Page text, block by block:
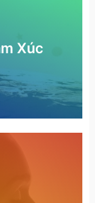
Xúc